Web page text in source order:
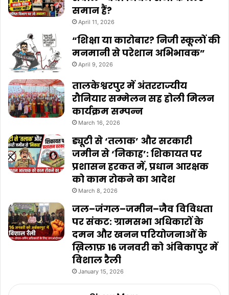
समान हैं?
April 11, 2026
“शिक्षा या कारोबार? निजी स्कूलों की
मनमानी से परेशान अभिभावक”
April 9, 2026
तालकेश्वरपुर में अंतरराज्यीय
रौनियार सम्मेलन सह होली मिलन
कार्यक्रम सम्पन्न
March 16, 2026
ड्यूटी से ‘तलाक’ और सरकारी
जमीन से ‘निकाह’: शिकायत पर
प्रशासन हरकत में, प्रधान आरक्षक
को काम रोकने का आदेश
March 8, 2026
जल–जंगल–जमीन–जैव विविधता
पर संकट: ग्रामसभा अधिकारों के
दमन और खनन परियोजनाओं के
ख़िलाफ़ 16 जनवरी को अंबिकापुर में
विशाल रैली
January 15, 2026